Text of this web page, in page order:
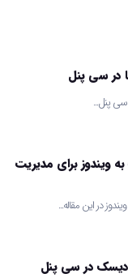
در سی پنل
سی پنل...
ویندوز برای مدیریت
در این مقاله...
در سی پنل